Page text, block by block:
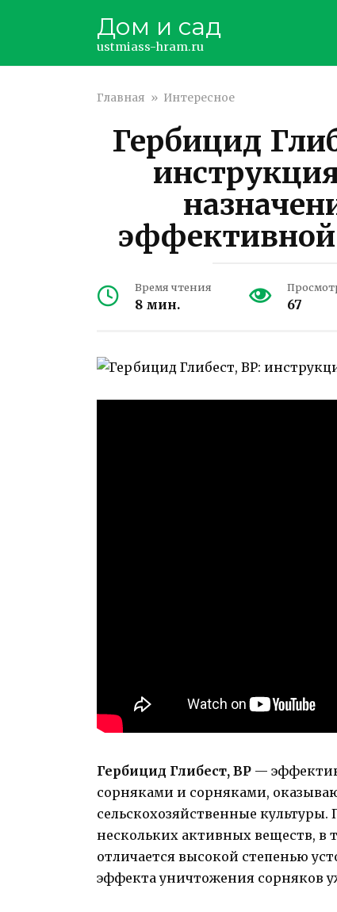
Дом и сад
ustmiass-hram.ru
Главная » Интересное
Гербицид
эффективной
Время чтения
8 мин. 67
Гербицид Глибест, ВР —
сорняками и сорняками,
сельскохозяйственные
нескольких активных веществ, в
отличается высокой степенью
эффекта уничтожения сорняков